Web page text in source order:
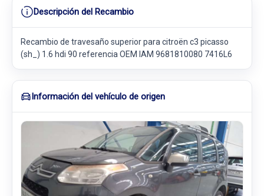
Descripción del Recambio
Recambio de travesaño superior para citroën c3 picasso
(sh_) 1.6 hdi 90 referencia OEM IAM 9681810080 7416L6
Información del vehículo de origen